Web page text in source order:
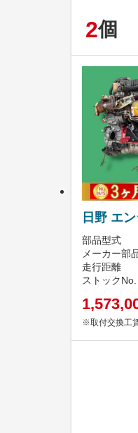
2個
日野 エ
部品型式
メーカー部
走行距離
ストックNo.
※取付交換工